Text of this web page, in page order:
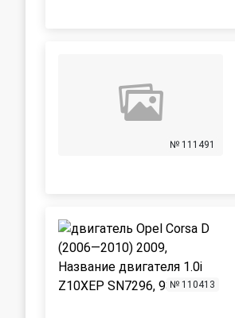
№ 111491
№ 110413